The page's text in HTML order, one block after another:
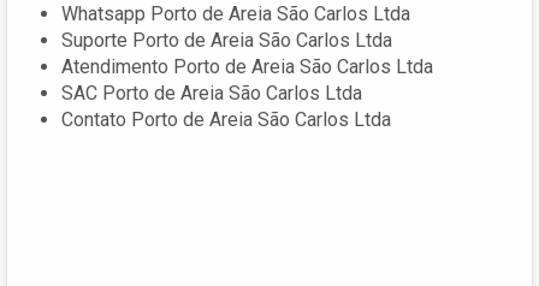
Whatsapp Porto de Areia São Carlos Ltda
Suporte Porto de Areia São Carlos Ltda
Atendimento Porto de Areia São Carlos Ltda
SAC Porto de Areia São Carlos Ltda
Contato Porto de Areia São Carlos Ltda